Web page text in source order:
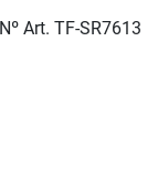
Nº Art. TF-SR7613